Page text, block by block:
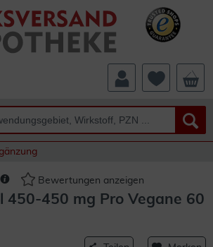
Bewertungen anzeigen
450-450 mg Pro Vegane 60